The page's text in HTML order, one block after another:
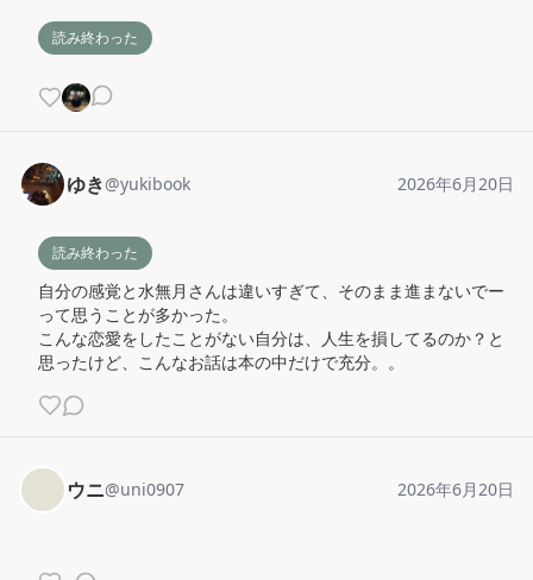
読み終わった
ゆき@yukibook 2026年6月20日
読み終わった
自分の感覚と水無月さんは違いすぎて、そのまま進まないでー
って思うことが多かった。
こんな恋愛をしたことがない自分は、人生を損してるのか？と
思ったけど、こんなお話は本の中だけで充分。。
ウニ@uni0907 2026年6月20日